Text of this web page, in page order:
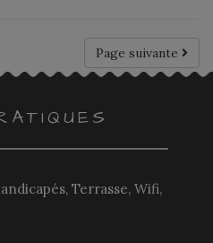
Page suivante
Terrasse, Wifi,